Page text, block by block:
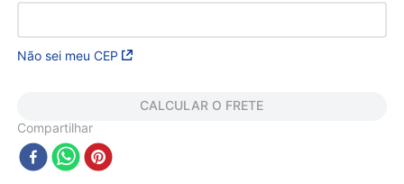
Não sei meu CEP
CALCULAR O FRETE
Compartilhar